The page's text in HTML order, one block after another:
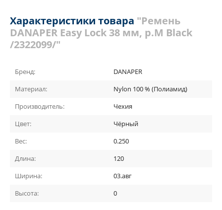
Характеристики товара "Ремень
DANAPER Easy Lock 38 мм, р.M Black
/2322099/"
Бренд:
DANAPER
Материал:
Nylon 100 % (Полиамид)
Производитель:
Чехия
Цвет:
Чёрный
Вес:
0.250
Длина:
120
Ширина:
03.авг
Высота:
0